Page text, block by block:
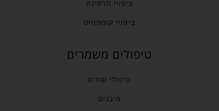
ציפויי חרסינה
ציפויי קומפוזיט
טיפולים משמרים
טיפולי שורש
מיבנים